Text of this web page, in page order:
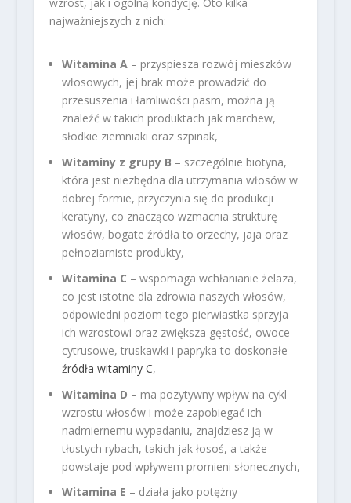
najważniejszych z nich:
Witamina A– przyspiesza rozwój mieszków
włosowych, jej brak może prowadzić do
przesuszenia i łamliwości pasm, można ją
znaleźć w takich produktach jak marchew,
słodkie ziemniaki oraz szpinak,
Witaminy z grupy B – szczególnie biotyna,
która jest niezbędna dla utrzymania włosów w
dobrej formie, przyczynia się do produkcji
keratyny, co znacząco wzmacnia strukturę
włosów, bogate źródła to orzechy, jaja oraz
pełnoziarniste produkty,
Witamina C – wspomaga wchłanianie żelaza,
co jest istotne dla zdrowia naszych włosów,
odpowiedni poziom tego pierwiastka sprzyja
ich wzrostowi oraz zwiększa gęstość, owoce
cytrusowe, truskawki i papryka to doskonałe
źródła witaminy C,
Witamina D – ma pozytywny wpływ na cykl
wzrostu włosów i może zapobiegać ich
nadmiernemu wypadaniu, znajdziesz ją w
tłustych rybach, takich jak łosoś, a także
powstaje pod wpływem promieni słonecznych,
Witamina E – działa jako potężny